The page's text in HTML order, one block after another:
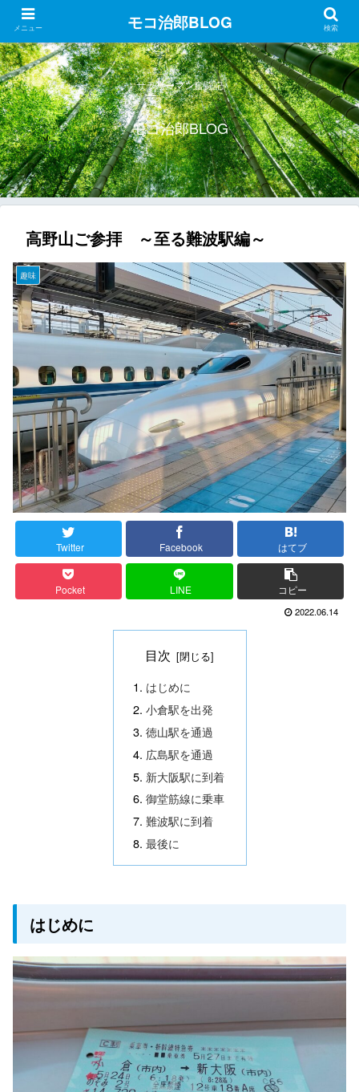
サラリーマン奮闘記
モコ治郎BLOG
高野山ご参拝 ～至る難波駅編～
趣味
Twitter Facebook はてブ
Pocket LINE コピー
2022.06.14
目次
はじめに
小倉駅を出発
徳山駅を通過
広島駅を通過
新大阪駅に到着
御堂筋線に乗車
難波駅に到着
最後に
はじめに
メニュー モコ治郎BLOG 検索